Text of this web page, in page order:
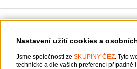
Nastavení užití cookies a
Jsme společnosti ze SKUPINY ČEZ. Tyto
technické a dle vašich preferencí případně
O ČEZ, a. s.